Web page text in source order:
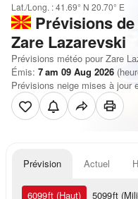
Lat./Long. :41.69° N 20.70° E
Prévisions
Zare Lazarevski
Prévisions météo pour Zare
Émis: 7 am 09 Aug 2026
Prévisions neige mises à jour
Prévision Actuel
6099ft (Haut) 5099ft